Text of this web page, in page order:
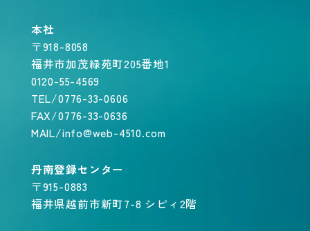
本社
〒918-8058
福井市加茂緑苑町205番地1
0120-55-4569
TEL/0776-33-0606
FAX/0776-33-0636
MAIL/info@web-4510.com
丹南登録センター
〒915-0883
福井県越前市新町7-8 シピィ2階